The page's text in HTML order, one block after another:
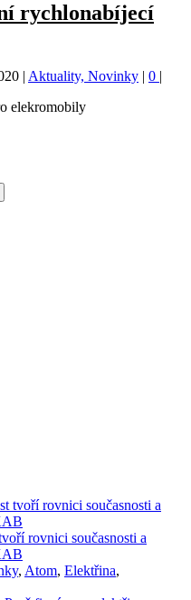
rychlonabíjecí
| Aktuality, Novinky | 0 |
elekromobily
rovnici současnosti a
, Atom, Elektřina,